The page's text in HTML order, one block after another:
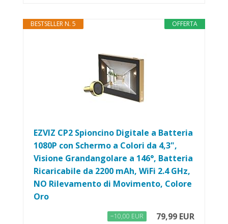
OFFERTA
BESTSELLER N. 5
EZVIZ CP2 Spioncino Digitale a Batteria
1080P con Schermo a Colori da 4,3",
Visione Grandangolare a 146°, Batteria
Ricaricabile da 2200 mAh, WiFi 2.4 GHz,
NO Rilevamento di Movimento, Colore
Oro
−10,00 EUR 79,99 EUR